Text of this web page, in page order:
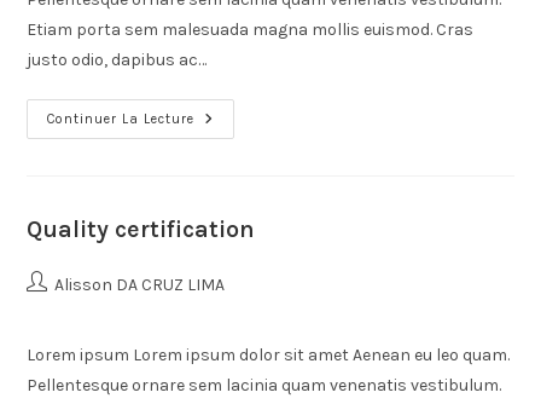
Etiam porta sem malesuada magna mollis euismod. Cras
justo odio, dapibus ac…
Continuer La Lecture
Quality certification
Alisson DA CRUZ LIMA
Lorem ipsum Lorem ipsum dolor sit amet Aenean eu leo quam.
Pellentesque ornare sem lacinia quam venenatis vestibulum.